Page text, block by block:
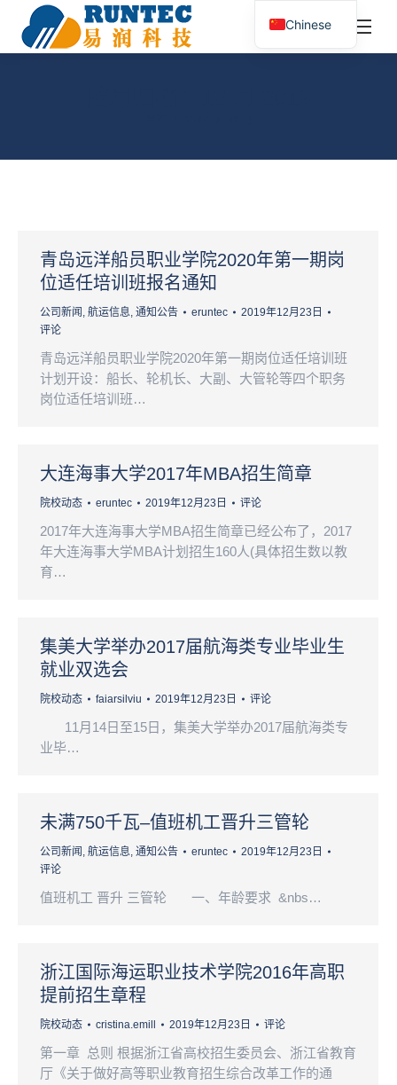
青岛远洋船员职业学院2020年第一期岗
位适任培训班报名通知
公司新闻 , 航运信息, 通知公告 eruntec
2019年12月23日
评论
青岛远洋船员职业学院2020年第一期岗位适任培训班
计划开设：船长、轮机长、大副、大管轮等四个职务
岗位适任培训班…
大连海事大学2017年MBA招生简章
院校动态 eruntec 2019年12月23日 评论
2017年大连海事大学MBA招生简章已经公布了，2017
年大连海事大学MBA计划招生160人(具体招生数以教
育…
集美大学举办2017届航海类专业毕业生
就业双选会
院校动态 faiarsilviu 2019年12月23日 评论
11月14日至15日，集美大学举办2017届航海类专
业毕…
未满750千瓦–值班机工晋升三管轮
公司新闻 , 航运信息, 通知公告 eruntec
2019年12月23日
评论
值班机工 晋升 三管轮 一、年龄要求 &nbs…
浙江国际海运职业技术学院2016年高职
提前招生章程
院校动态 cristina.emill 2019年12月23日 评论
第一章 总则 根据浙江省高校招生委员会、浙江省教育
厅《关于做好高等职业教育招生综合改革工作的通
Chinese